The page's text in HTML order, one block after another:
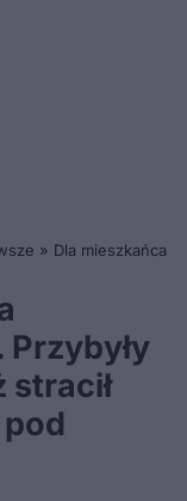
» Dla mieszkańca
stracił